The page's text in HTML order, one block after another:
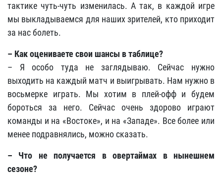
тактике чуть-чуть изменилась. А так, в каждой игре
мы выкладываемся для наших зрителей, кто приходит
за нас болеть.
– Как оцениваете свои шансы в таблице?
– Я особо туда не заглядываю. Сейчас нужно
выходить на каждый матч и выигрывать. Нам нужно в
восьмерке играть. Мы хотим в плей-офф и будем
бороться за него. Сейчас очень здорово играют
команды и на «Востоке», и на «Западе». Все более или
менее подравнялись, можно сказать.
– Что не получается в овертаймах в нынешнем
сезоне?